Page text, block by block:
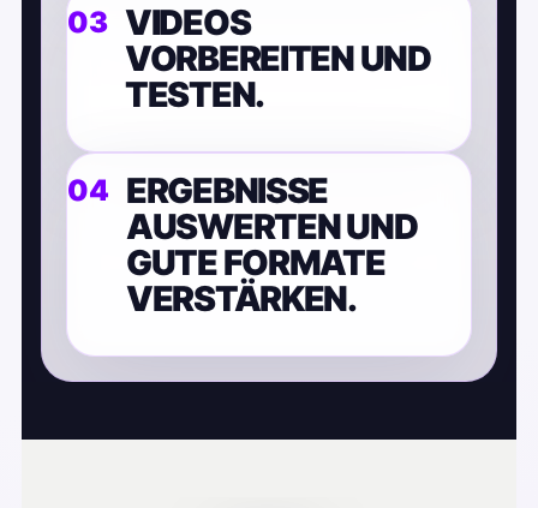
VIDEOS
VORBEREITEN UND
TESTEN.
ERGEBNISSE
AUSWERTEN UND
GUTE FORMATE
VERSTÄRKEN.